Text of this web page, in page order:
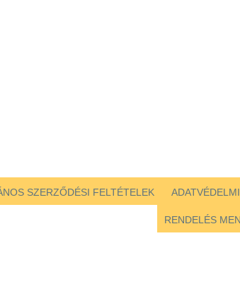
SZERZŐDÉSI FELTÉTELEK
RENDELÉS